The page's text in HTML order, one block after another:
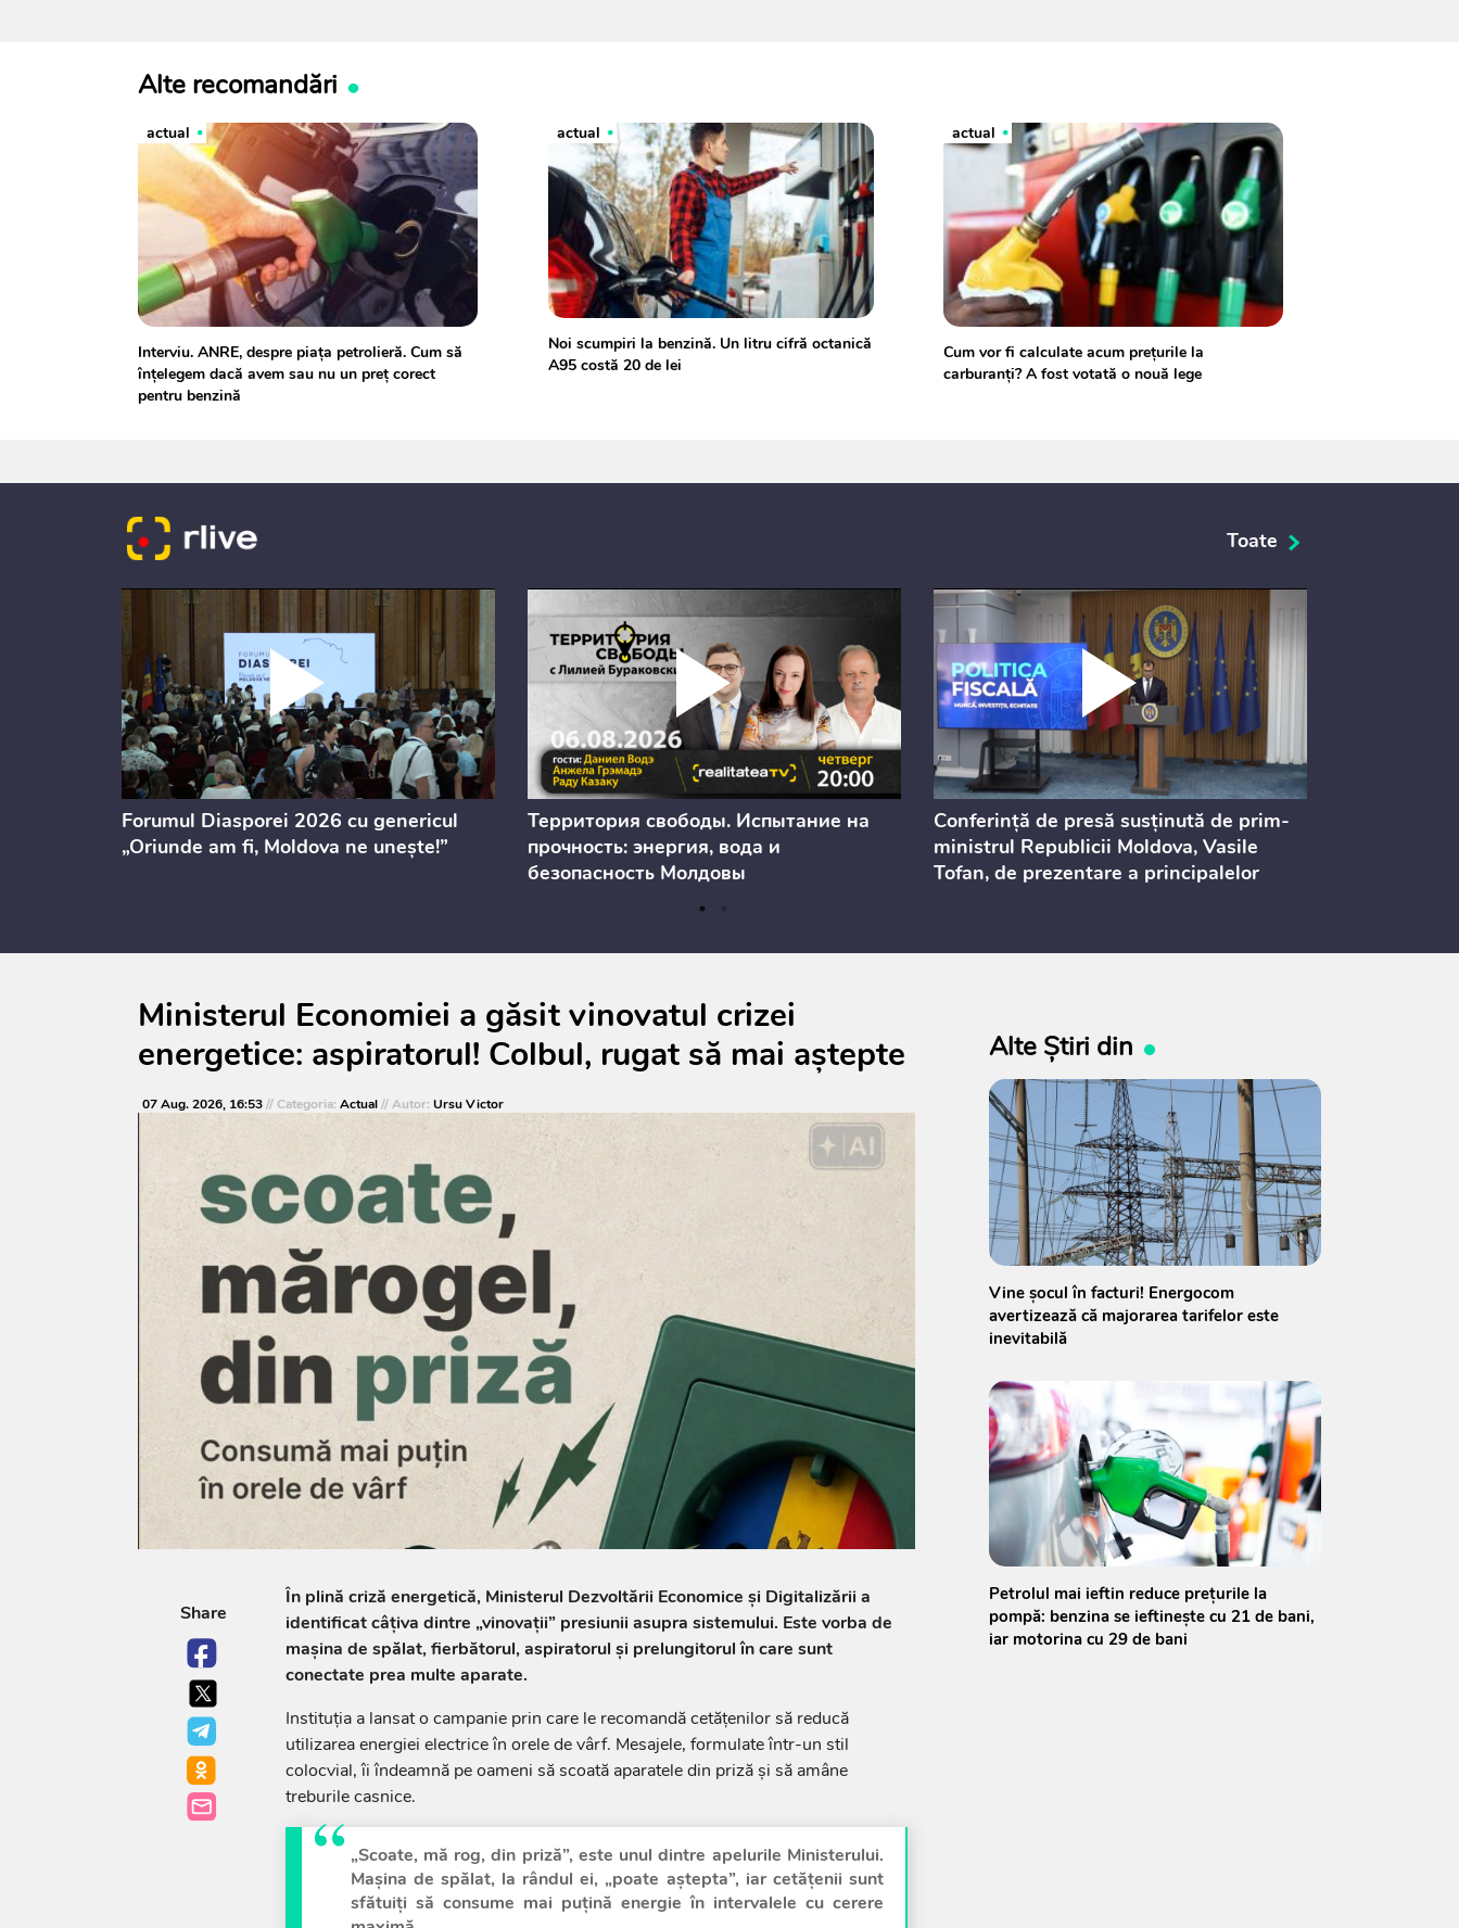
Alte recomandări
actual
Interviu. ANRE, despre piața petrolieră. Cum să
înțelegem dacă avem sau nu un preț corect
pentru benzină
actual
Noi scumpiri la benzină. Un litru cifră octanică
A95 costă 20 de lei
actual
Cum vor fi calculate acum prețurile la
carburanți? A fost votată o nouă lege
Toate
Forumul Diasporei 2026 cu genericul
„Oriunde am fi, Moldova ne unește!”
Территория свободы. Испытание на
прочность: энергия, вода и
безопасность Молдовы
Conferință de presă susținută de prim-
ministrul Republicii Moldova, Vasile
Tofan, de prezentare a principalelor
consultărilor publice
Ministerul Economiei a găsit vinovatul crizei
energetice: aspiratorul! Colbul, rugat să mai aștepte
07 Aug. 2026, 16:53// Categoria: Actual// Autor: Ursu Victor
Share
În plină criză energetică, Ministerul Dezvoltării Economice și Digitalizării a
identificat câțiva dintre „vinovații” presiunii asupra sistemului. Este vorba de
mașina de spălat, fierbătorul, aspiratorul și prelungitorul în care sunt
conectate prea multe aparate.
Instituția a lansat o campanie prin care le recomandă cetățenilor să reducă
utilizarea energiei electrice în orele de vârf. Mesajele, formulate într-un stil
colocvial, îi îndeamnă pe oameni să scoată aparatele din priză și să amâne
treburile casnice.
„Scoate, mă rog, din priză”, este unul dintre apelurile Ministerului.
Mașina de spălat, la rândul ei, „poate aștepta”, iar cetățenii sunt
sfătuiți să consume mai puțină energie în intervalele cu cerere
Alte Știri din
Vine șocul în facturi! Energocom
avertizează că majorarea tarifelor este
inevitabilă
Petrolul mai ieftin reduce prețurile la
pompă: benzina se ieftinește cu 21 de bani,
iar motorina cu 29 de bani